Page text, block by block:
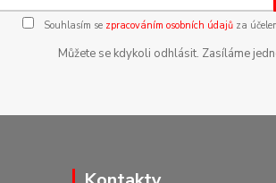
Souhlasím se zpracováním osobních údajůza
Můžete se kdykoli odhlásit. Zasíláme